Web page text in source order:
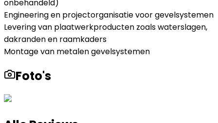
onbehandeld)
Engineering en projectorganisatie voor gevelsystemen
Levering van plaatwerkproducten zoals waterslagen,
dakranden en raamkaders
Montage van metalen gevelsystemen
Foto's